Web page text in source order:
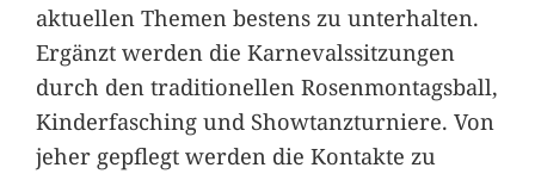
aktuellen Themen bestens zu unterhalten.
Ergänzt werden die Karnevalssitzungen
durch den traditionellen Rosenmontagsball,
Kinderfasching und Showtanzturniere. Von
jeher gepflegt werden die Kontakte zu